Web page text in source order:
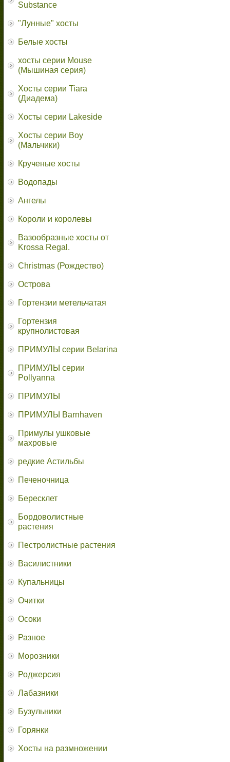
Substance
"Лунные" хосты
Белые хосты
хосты серии Mouse
(Мышиная серия)
Хосты серии Tiara
(Диадема)
Хосты серии Lakeside
Хосты серии Boy
(Мальчики)
Крученые хосты
Водопады
Ангелы
Короли и королевы
Вазообразные хосты от
Krossa Regal.
Christmas (Рождество)
Острова
Гортензии метельчатая
Гортензия
крупнолистовая
ПРИМУЛЫ серии Belarina
ПРИМУЛЫ серии
Pollyanna
ПРИМУЛЫ
ПРИМУЛЫ Barnhaven
Примулы ушковые
махровые
редкие Астильбы
Печеночница
Бересклет
Бордоволистные
растения
Пестролистные растения
Василистники
Купальницы
Очитки
Осоки
Разное
Морозники
Роджерсия
Лабазники
Бузульники
Горянки
Хосты на размножении